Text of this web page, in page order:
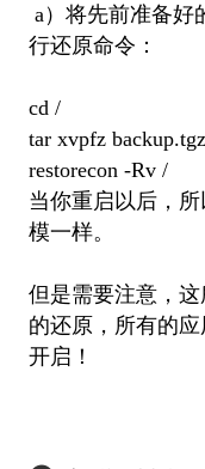
a）将先前准备好
行还原命令：
cd /
tar xvpfz
restorecon -Rv /
当你重启以后，
模一样。
但是需要注意，
的还原，所有的
开启！